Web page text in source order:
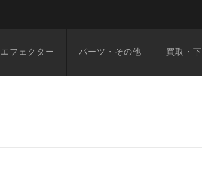
エフェクター パーツ・その他 買取・